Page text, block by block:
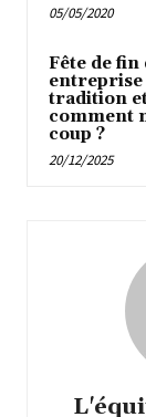
05/05/2020
Fête de fin
tradition
comment
coup ?
20/12/2025